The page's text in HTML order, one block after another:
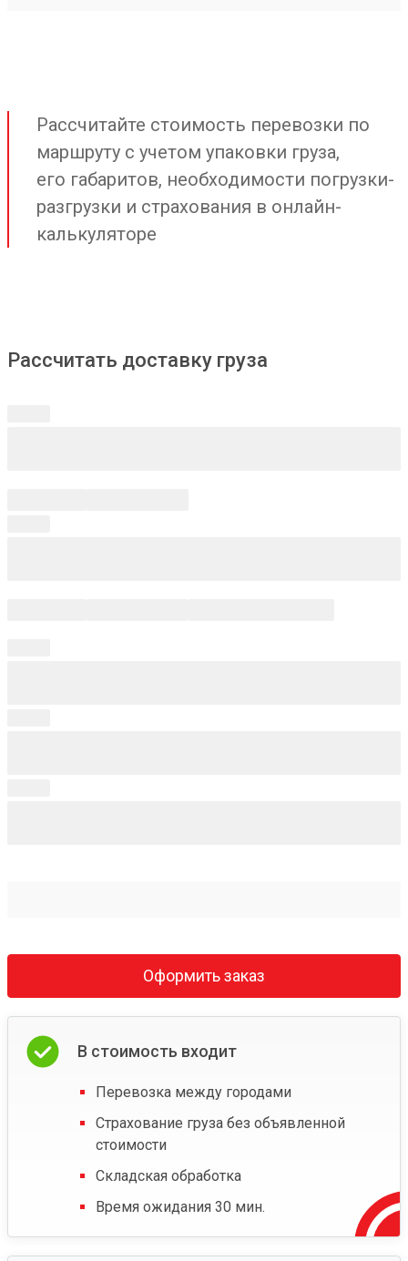
Рассчитайте стоимость перевозки по
маршруту с учетом упаковки груза,
его габаритов, необходимости погрузки-
разгрузки и страхования в онлайн-
калькуляторе
Рассчитать доставку груза
Оформить заказ
В стоимость входит
Перевозка между городами
Страхование груза без объявленной
стоимости
Складская обработка
Время ожидания 30 мин.